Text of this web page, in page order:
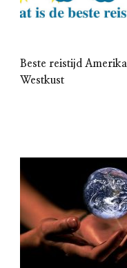
Beste reistijd Amerika
Westkust